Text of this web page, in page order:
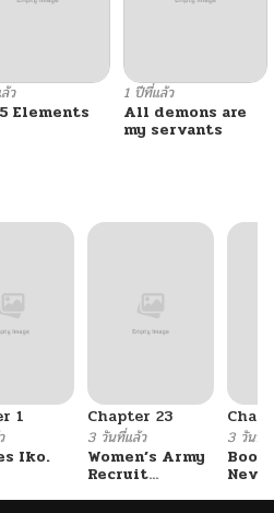
ว
Elements
1 ปีที่แล้ว
All demons are
my servants
1
Iko.
Chapter 23
3 วันที่แล้ว
Women’s Army
Recruit
3 วันที่